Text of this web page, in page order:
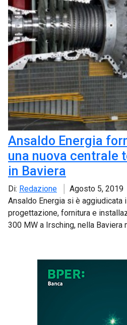
Ansaldo Energia
una nuova centrale
in Baviera
Di: Redazione Agosto 5, 2019
Ansaldo Energia si è aggiudicata
progettazione, fornitura e
300 MW a Irsching, nella Baviera